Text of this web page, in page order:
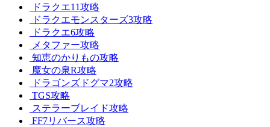
ドラクエ11攻略
ドラクエモンスターズ3攻略
ドラクエ6攻略
メタファー攻略
知恵のかりもの攻略
魔女の泉R攻略
ドラゴンズドグマ2攻略
TGS攻略
ステラーブレイド攻略
FF7リバース攻略